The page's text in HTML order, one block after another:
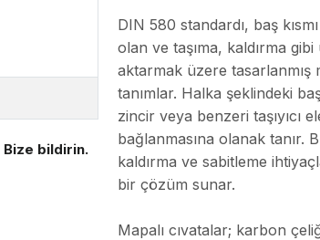
Bize bildirin.
DIN 580 standardı, baş
olan ve taşıma, kaldırma
aktarmak üzere tasarlanmış
tanımlar. Halka şeklindeki
zincir veya benzeri taşıyıcı
bağlanmasına olanak tanır.
kaldırma ve sabitleme
bir çözüm sunar.
Mapalı cıvatalar; karbon